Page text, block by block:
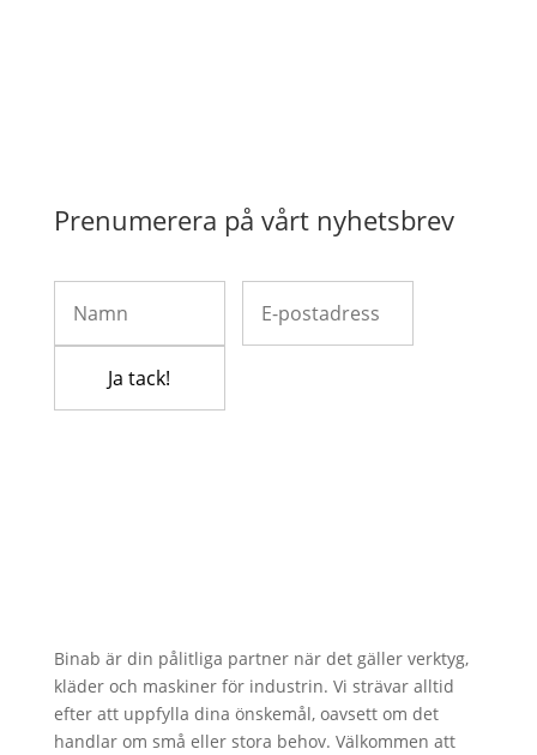
Prenumerera på vårt nyhetsbrev
Binab är din pålitliga partner när det gäller verktyg,
kläder och maskiner för industrin. Vi strävar alltid
efter att uppfylla dina önskemål, oavsett om det
handlar om små eller stora behov. Välkommen att